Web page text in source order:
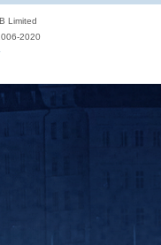
Limited
2020